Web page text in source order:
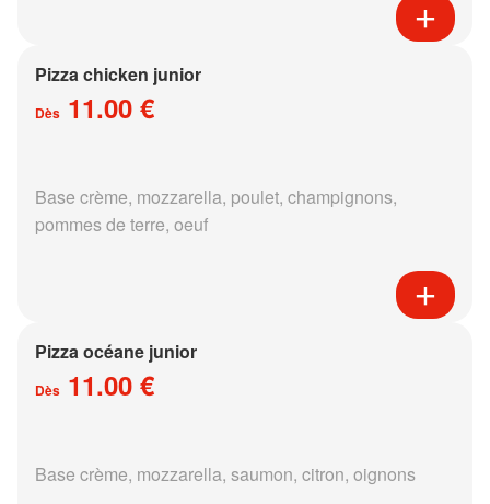
Pizza chicken junior
Dès 11.00 €
Base crème, mozzarella, poulet, champignons,
pommes de terre, oeuf
Pizza océane junior
Dès 11.00 €
Base crème, mozzarella, saumon, citron, oignons